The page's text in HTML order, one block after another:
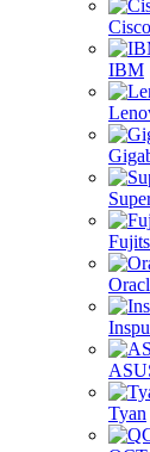
Cisco
IBM
Tyan